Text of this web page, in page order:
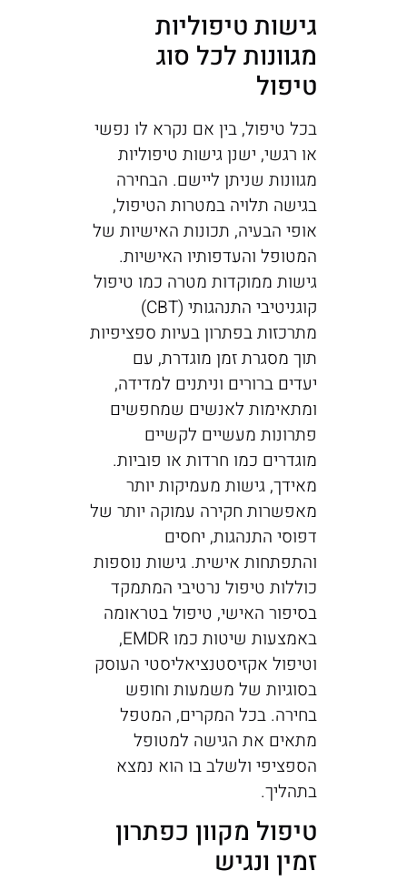
גישות טיפוליות
מגוונות לכל סוג
טיפול
בכל טיפול, בין אם נקרא לו נפשי
או רגשי, ישנן גישות טיפוליות
מגוונות שניתן ליישם. הבחירה
בגישה תלויה במטרות הטיפול,
אופי הבעיה, תכונות האישיות של
המטופל והעדפותיו האישיות.
גישות ממוקדות מטרה כמו טיפול
קוגניטיבי התנהגותי (CBT)
מתרכזות בפתרון בעיות ספציפיות
תוך מסגרת זמן מוגדרת, עם
יעדים ברורים וניתנים למדידה,
ומתאימות לאנשים שמחפשים
פתרונות מעשיים לקשיים
מוגדרים כמו חרדות או פוביות.
מאידך, גישות מעמיקות יותר
מאפשרות חקירה עמוקה יותר של
דפוסי התנהגות, יחסים
והתפתחות אישית. גישות נוספות
כוללות טיפול נרטיבי המתמקד
בסיפור האישי, טיפול בטראומה
באמצעות שיטות כמו EMDR,
וטיפול אקזיסטנציאליסטי העוסק
בסוגיות של משמעות וחופש
בחירה. בכל המקרים, המטפל
מתאים את הגישה למטופל
הספציפי ולשלב בו הוא נמצא
בתהליך.
טיפול מקוון כפתרון
זמין ונגיש